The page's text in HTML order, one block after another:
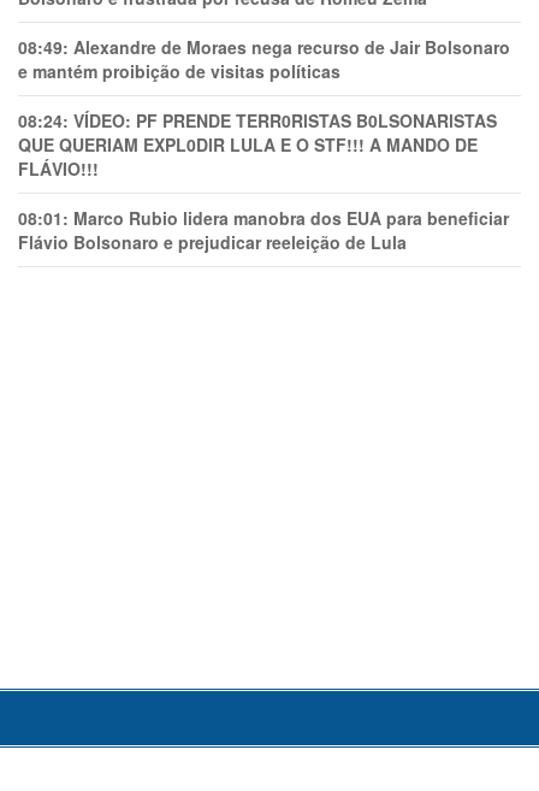
08:49: Alexandre de Moraes nega recurso de Jair Bolsonaro
e mantém proibição de visitas políticas
08:24: VÍDEO: PF PRENDE TERR0RlSTAS B0LSONARlSTAS
QUE QUERIAM EXPL0DlR LULA E O STF!!! A MANDO DE
FLÁVIO!!!
08:01: Marco Rubio lidera manobra dos EUA para beneficiar
Flávio Bolsonaro e prejudicar reeleição de Lula